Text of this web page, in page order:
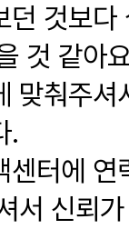
던 것보
것 같아
맞춰주
.
센터에 연
서 신뢰